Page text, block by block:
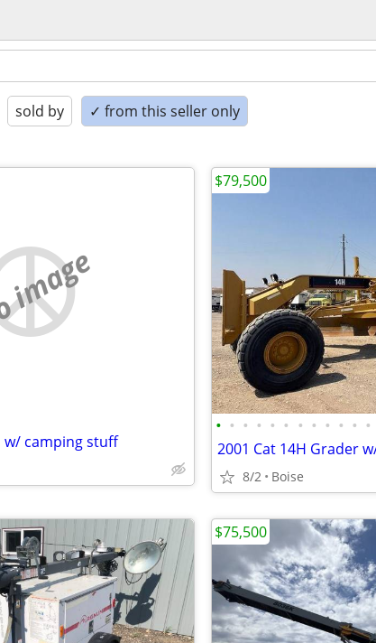
sold by ✓ from this seller only
w/ camping stuff
• • • • • • • • • • • •
2001 Cat 14H Grader
8/2 Boise
$79,500
$75,500